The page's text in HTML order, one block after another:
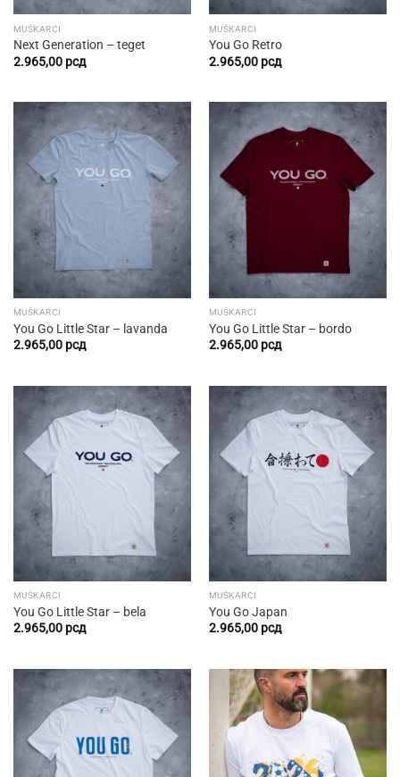
MUŠKARCI
Next Generation – teget
2.965,00 рсд
MUŠKARCI
You Go Retro
2.965,00 рсд
MUŠKARCI
You Go Little Star – lavanda
2.965,00 рсд
MUŠKARCI
You Go Little Star – bordo
2.965,00 рсд
MUŠKARCI
You Go Little Star – bela
2.965,00 рсд
MUŠKARCI
You Go Japan
2.965,00 рсд